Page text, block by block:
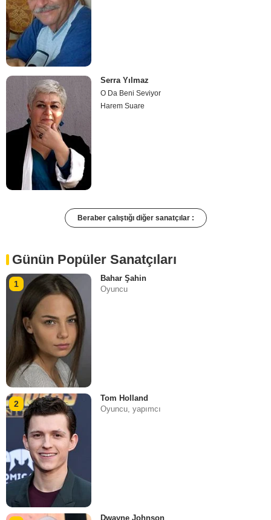
Serra Yılmaz
O Da Beni Seviyor
Harem Suare
Beraber çalıştığı diğer sanatçılar :
Günün Popüler Sanatçıları
1
Bahar Şahin
Oyuncu
2
Tom Holland
Oyuncu, yapımcı
Dwayne Johnson